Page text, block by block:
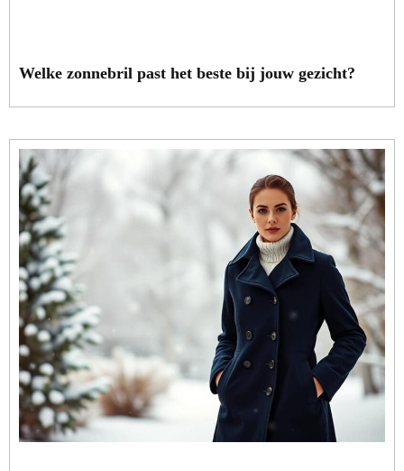
Welke zonnebril past het beste bij jouw gezicht?